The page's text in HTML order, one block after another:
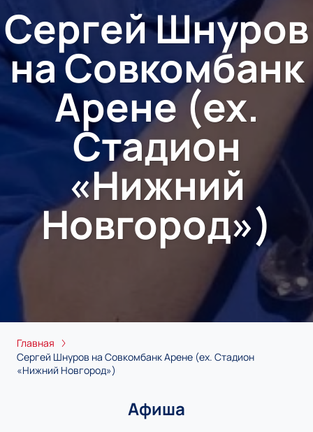
Сергей Шнуров
на Совкомбанк
Арене (ex.
Стадион
«Нижний
Новгород»)
Главная
Сергей Шнуров на Совкомбанк Арене (ex. Стадион
«Нижний Новгород»)
Афиша